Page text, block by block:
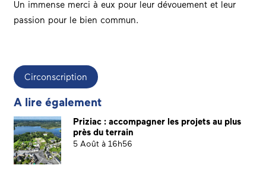
Un immense merci à eux pour leur dévouement et leur
passion pour le bien commun.
Circonscription
A lire également
Priziac : accompagner les projets au plus
près du terrain
5 Août à 16h56